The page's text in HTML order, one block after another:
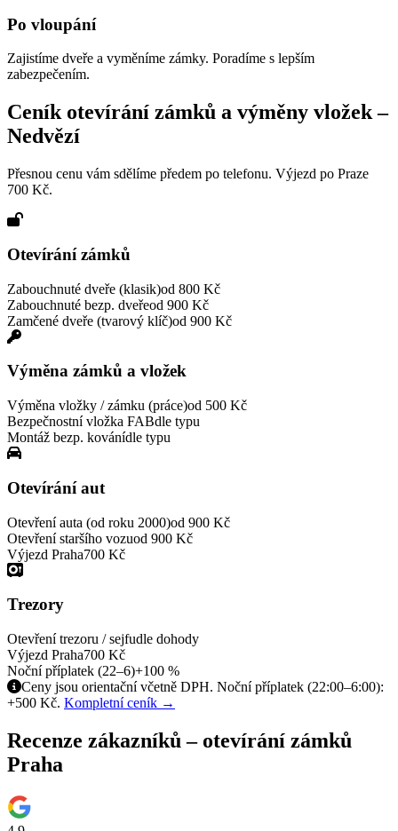
Po vloupání
Zajistíme dveře a vyměníme zámky. Poradíme s lepším
zabezpečením.
Ceník otevírání zámků a výměny vložek –
Nedvězí
Přesnou cenu vám sdělíme předem po telefonu. Výjezd po Praze
700 Kč.
Otevírání zámků
Zabouchnuté dveře (klasik)od 800 Kč
Zabouchnuté bezp. dveřeod 900 Kč
Zamčené dveře (tvarový klíč)od 900 Kč
Výměna zámků a vložek
Výměna vložky / zámku (práce)od 500 Kč
Bezpečnostní vložka FABdle typu
Montáž bezp. kovánídle typu
Otevírání aut
Otevření auta (od roku 2000)od 900 Kč
Otevření staršího vozuod 900 Kč
Výjezd Praha700 Kč
Trezory
Otevření trezoru / sejfudle dohody
Výjezd Praha700 Kč
Noční příplatek (22–6)+100 %
Ceny jsou orientační včetně DPH. Noční příplatek (22:00–6:00):
+500 Kč. Kompletní ceník →
Recenze zákazníků – otevírání zámků
Praha